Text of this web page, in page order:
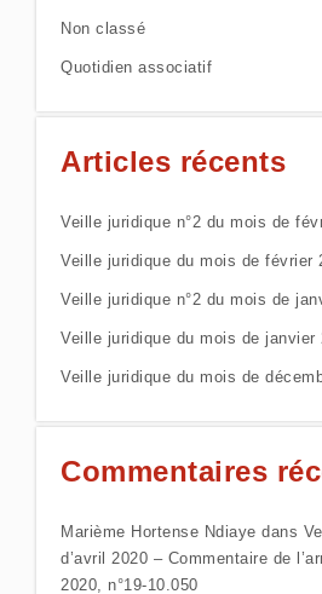
Non classé
Quotidien associatif
Articles récents
Veille juridique n°2 du mois de
Veille juridique du mois de février
Veille juridique n°2 du mois de
Veille juridique du mois de janvier
Veille juridique du mois de
Commentaires
Marième Hortense Ndiaye dans
d’avril 2020 – Commentaire de
2020, n°19-10.050